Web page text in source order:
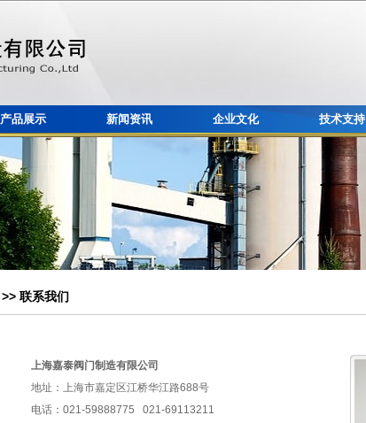
产品展示 新闻资讯 企业文化 技术支持
>> 联系我们
上海嘉泰阀门制造有限公司
地址：上海市嘉定区江桥华江路688号
电话：021-59888775 021-69113211